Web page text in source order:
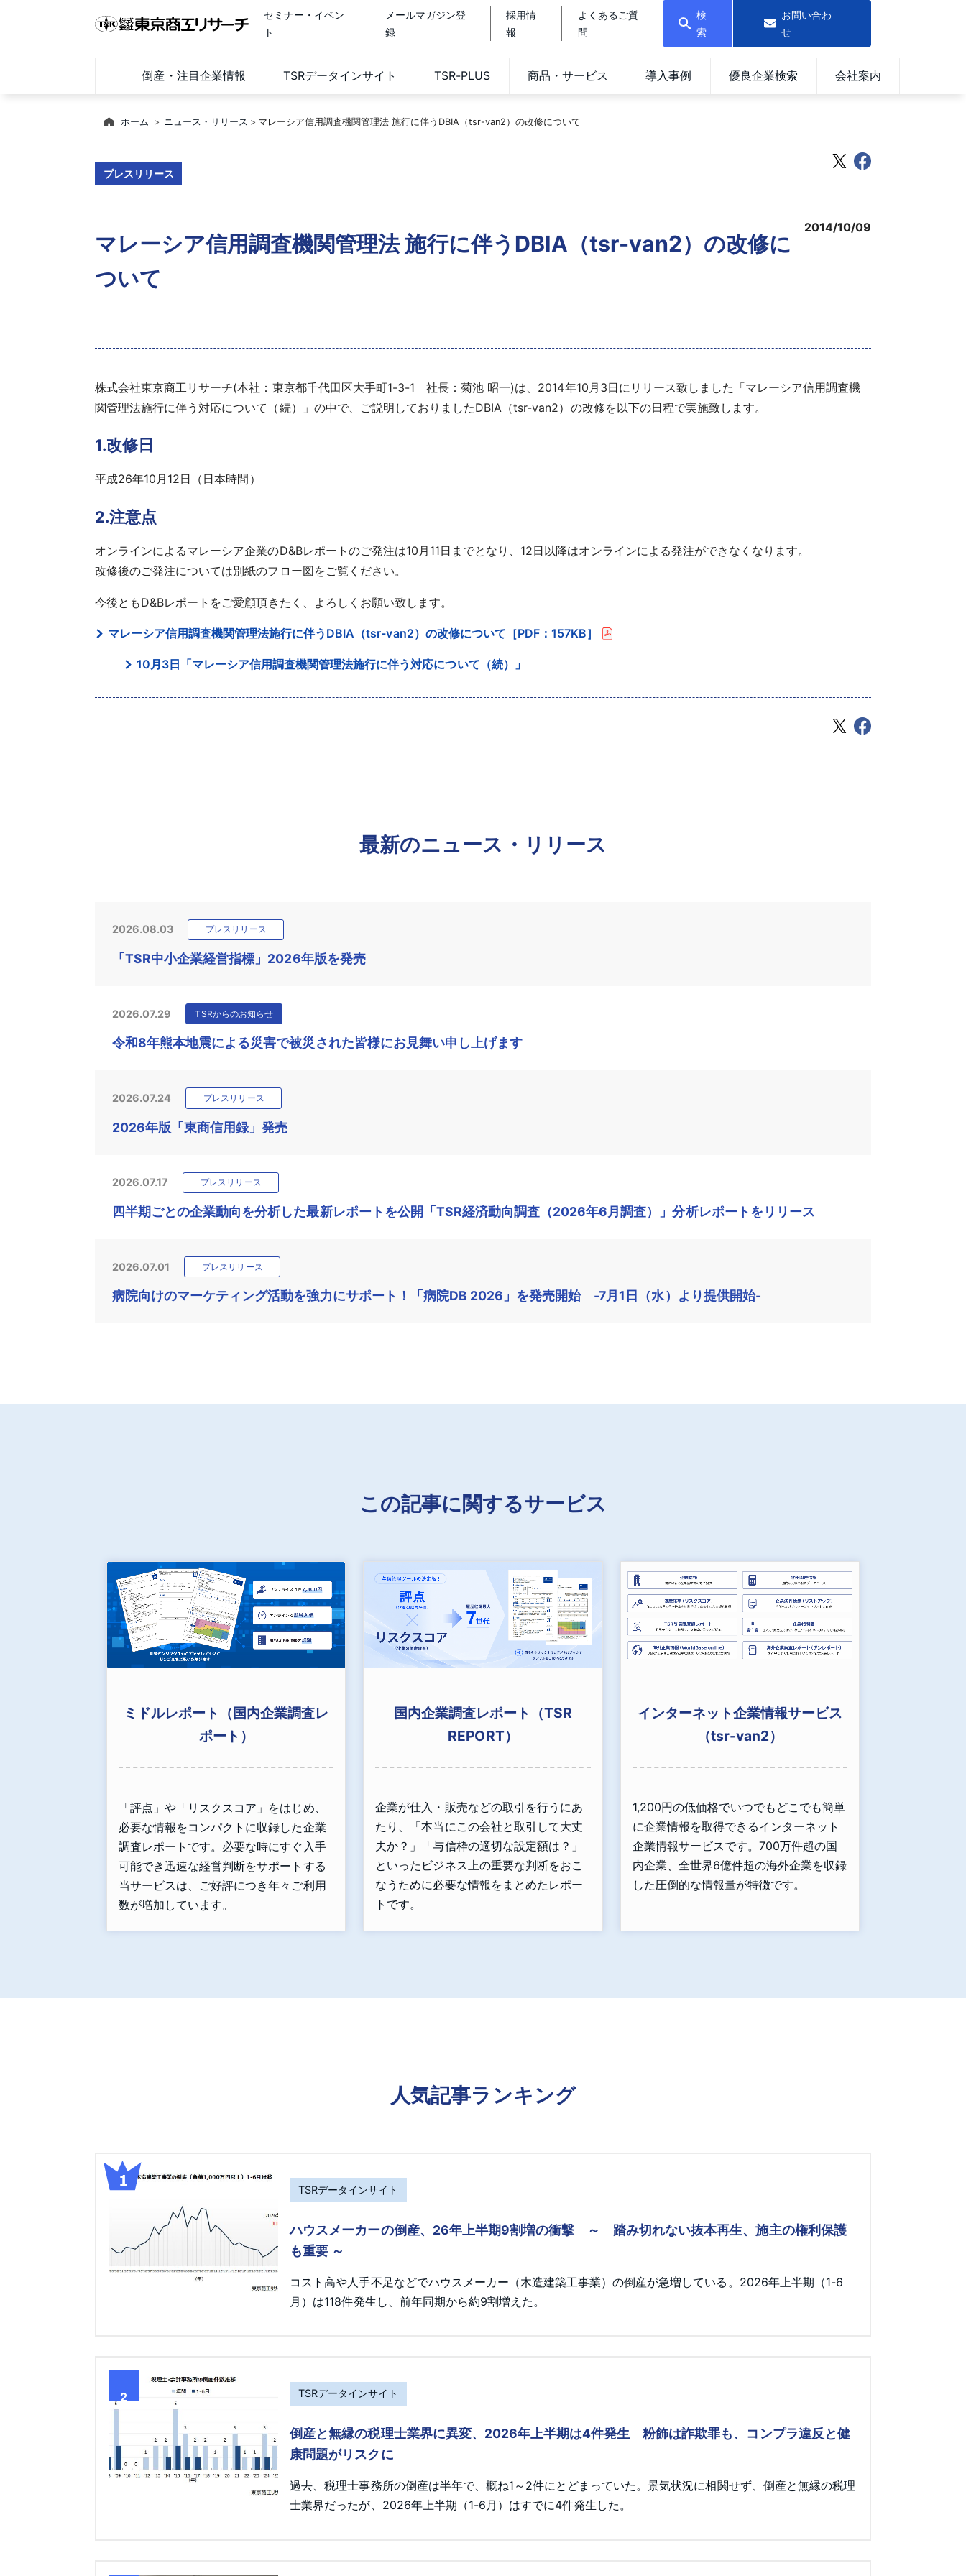
セミナー・イベン
ト
メールマガジン登
録
採用情
報
よくあるご質
問
検
索
お問い合わ
せ
倒産・注目企業情報 TSRデータインサイト TSR-PLUS 商品・サービス 導入事例 優良企業検索 会社案内
ホーム ニュース・リリース マレーシア信用調査機関管理法 施行に伴うDBIA（tsr-van2）の改修について
プレスリリース
マレーシア信用調査機関管理法 施行に伴うDBIA（tsr-van2）の改修に
ついて
2014/10/09
株式会社東京商工リサーチ(本社：東京都千代田区大手町1-3-1 社長：菊池 昭一)は、2014年10月3日にリリース致しました「マレーシア信用調査機
関管理法施行に伴う対応について（続）」の中で、ご説明しておりましたDBIA（tsr-van2）の改修を以下の日程で実施致します。
1.改修日
平成26年10月12日（日本時間）
2.注意点
オンラインによるマレーシア企業のD&Bレポートのご発注は10月11日までとなり、12日以降はオンラインによる発注ができなくなります。
改修後のご発注については別紙のフロー図をご覧ください。
今後ともD&Bレポートをご愛顧頂きたく、よろしくお願い致します。
マレーシア信用調査機関管理法施行に伴うDBIA（tsr-van2）の改修について［PDF：157KB］
10月3日「マレーシア信用調査機関管理法施行に伴う対応について（続）」
最新のニュース・リリース
2026.08.03 プレスリリース
「TSR中小企業経営指標」2026年版を発売
2026.07.29 TSRからのお知らせ
令和8年熊本地震による災害で被災された皆様にお見舞い申し上げます
2026.07.24 プレスリリース
2026年版「東商信用録」発売
2026.07.17 プレスリリース
四半期ごとの企業動向を分析した最新レポートを公開「TSR経済動向調査（2026年6月調査）」分析レポートをリリース
2026.07.01 プレスリリース
病院向けのマーケティング活動を強力にサポート！「病院DB 2026」を発売開始 -7月1日（水）より提供開始-
この記事に関するサービス
ミドルレポート（国内企業調査レ
ポート）
「評点」や「リスクスコア」をはじめ、
必要な情報をコンパクトに収録した企業
調査レポートです。必要な時にすぐ入手
可能でき迅速な経営判断をサポートする
当サービスは、ご好評につき年々ご利用
数が増加しています。
国内企業調査レポート（TSR
REPORT）
企業が仕入・販売などの取引を行うにあ
たり、「本当にこの会社と取引して大丈
夫か？」「与信枠の適切な設定額は？」
といったビジネス上の重要な判断をおこ
なうために必要な情報をまとめたレポー
トです。
インターネット企業情報サービス
（tsr-van2）
1,200円の低価格でいつでもどこでも簡単
に企業情報を取得できるインターネット
企業情報サービスです。700万件超の国
内企業、全世界6億件超の海外企業を収録
した圧倒的な情報量が特徴です。
人気記事ランキング
TSRデータインサイト
ハウスメーカーの倒産、26年上半期9割増の衝撃 ～ 踏み切れない抜本再生、施主の権利保護
も重要 ～
コスト高や人手不足などでハウスメーカー（木造建築工事業）の倒産が急増している。2026年上半期（1-6
月）は118件発生し、前年同期から約9割増えた。
2 TSRデータインサイト
倒産と無縁の税理士業界に異変、2026年上半期は4件発生 粉飾は詐欺罪も、コンプラ違反と健
康問題がリスクに
過去、税理士事務所の倒産は半年で、概ね1～2件にとどまっていた。景気状況に相関せず、倒産と無縁の税理
士業界だったが、2026年上半期（1-6月）はすでに4件発生した。